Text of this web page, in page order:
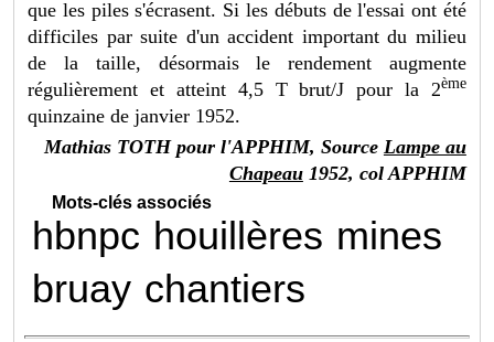
que les piles s'écrasent. Si les débuts de l'essai ont été
difficiles par suite d'un accident important du milieu
de la taille, désormais le rendement augmente
régulièrement et atteint 4,5 T brut/J pour la 2ème
quinzaine de janvier 1952.
Mathias TOTH pour l'APPHIM, Source Lampe au
Chapeau1952, col APPHIM
Mots-clés associés
hbnpc houillères mines
bruay chantiers